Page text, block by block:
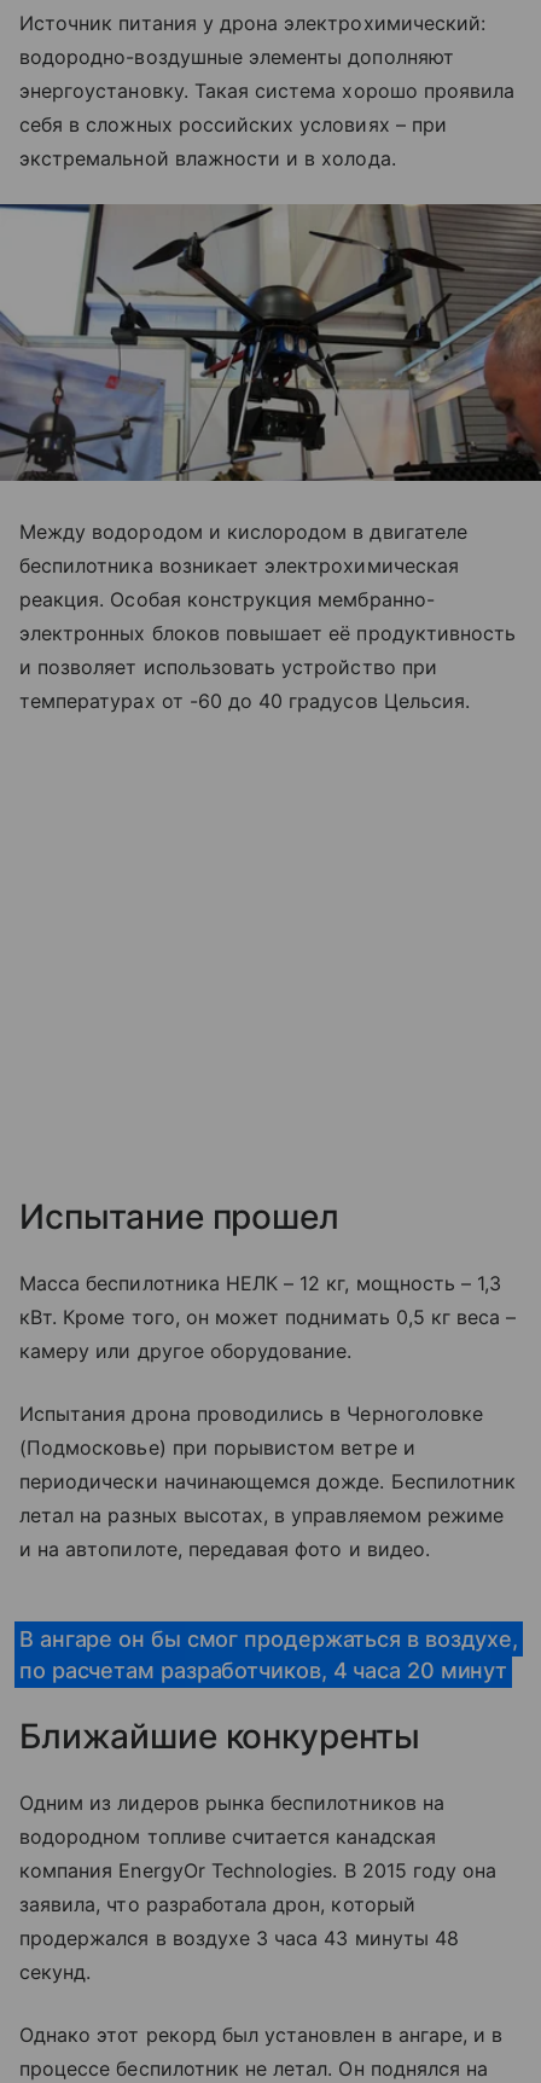
Источник питания у дрона электрохимический:
водородно-воздушные элементы дополняют
энергоустановку. Такая система хорошо проявила
себя в сложных российских условиях – при
экстремальной влажности и в холода.
Между водородом и кислородом в двигателе
беспилотника возникает электрохимическая
реакция. Особая конструкция мембранно-
электронных блоков повышает её продуктивность
и позволяет использовать устройство при
температурах от -60 до 40 градусов Цельсия.
Испытание прошел
Масса беспилотника НЕЛК – 12 кг, мощность – 1,3
кВт. Кроме того, он может поднимать 0,5 кг веса –
камеру или другое оборудование.
Испытания дрона проводились в Черноголовке
(Подмосковье) при порывистом ветре и
периодически начинающемся дожде. Беспилотник
летал на разных высотах, в управляемом режиме
и на автопилоте, передавая фото и видео.
В ангаре он бы смог продержаться в воздухе,
по расчетам разработчиков, 4 часа 20 минут
Ближайшие конкуренты
Одним из лидеров рынка беспилотников на
водородном топливе считается канадская
компания EnergyOr Technologies. В 2015 году она
заявила, что разработала дрон, который
продержался в воздухе 3 часа 43 минуты 48
секунд.
Однако этот рекорд был установлен в ангаре, и в
процессе беспилотник не летал. Он поднялся на